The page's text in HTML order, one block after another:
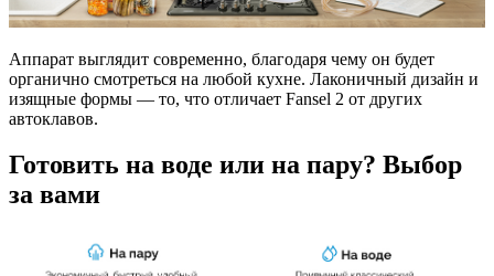
Аппарат выглядит современно, благодаря чему он будет
органично смотреться на любой кухне. Лаконичный дизайн и
изящные формы — то, что отличает Fansel 2 от других
автоклавов.
Готовить на воде или на пару? Выбор
за вами